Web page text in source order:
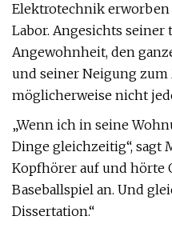
Elektrotechnik
Labor. Angesichts seiner
Angewohnheit, den
und seiner Neigung
möglicherweise nicht
„Wenn ich in seine
Dinge gleichzeitig“, sagt
Kopfhörer auf und hörte
Baseballspiel an. Und
Dissertation.“